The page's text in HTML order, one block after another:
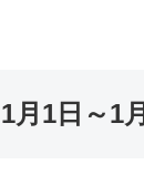
1日～1